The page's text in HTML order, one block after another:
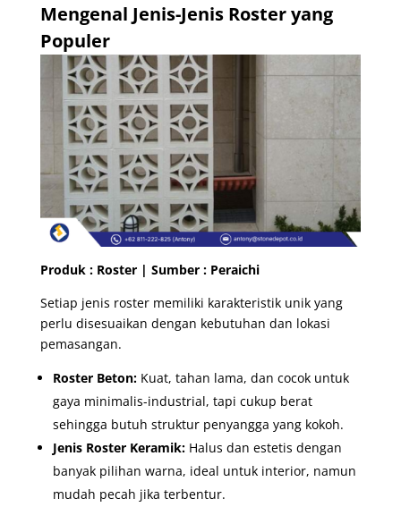
Mengenal Jenis-Jenis Roster yang
Populer
Produk : Roster | Sumber : Peraichi
Setiap jenis roster memiliki karakteristik unik yang
perlu disesuaikan dengan kebutuhan dan lokasi
pemasangan.
Roster Beton:Kuat, tahan lama, dan cocok untuk
gaya minimalis-industrial, tapi cukup berat
sehingga butuh struktur penyangga yang kokoh.
Jenis Roster Keramik:Halus dan estetis dengan
banyak pilihan warna, ideal untuk interior, namun
mudah pecah jika terbentur.